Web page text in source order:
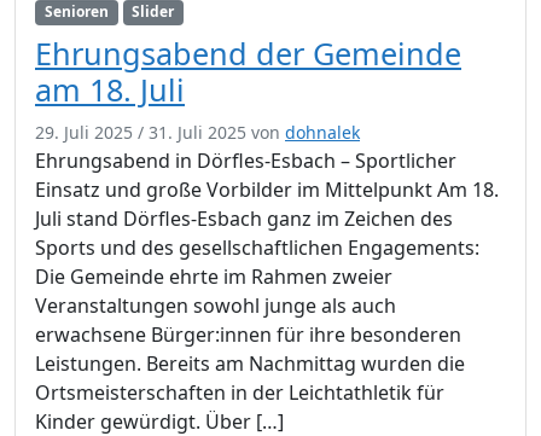
Senioren
Slider
Ehrungsabend der Gemeinde
am 18. Juli
29. Juli 2025 / 31. Juli 2025 von dohnalek
Ehrungsabend in Dörfles-Esbach – Sportlicher
Einsatz und große Vorbilder im Mittelpunkt Am 18.
Juli stand Dörfles-Esbach ganz im Zeichen des
Sports und des gesellschaftlichen Engagements:
Die Gemeinde ehrte im Rahmen zweier
Veranstaltungen sowohl junge als auch
erwachsene Bürger:innen für ihre besonderen
Leistungen. Bereits am Nachmittag wurden die
Ortsmeisterschaften in der Leichtathletik für
Kinder gewürdigt. Über […]